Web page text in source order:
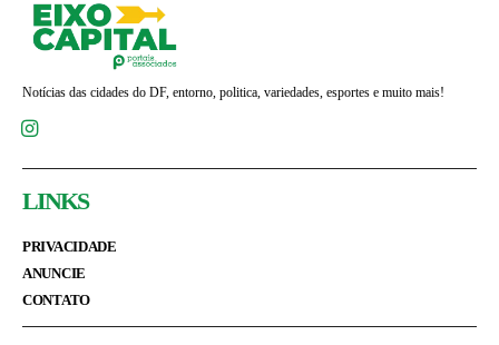
Notícias das cidades do DF, entorno, politica, variedades, esportes e muito mais!
LINKS
PRIVACIDADE
ANUNCIE
CONTATO